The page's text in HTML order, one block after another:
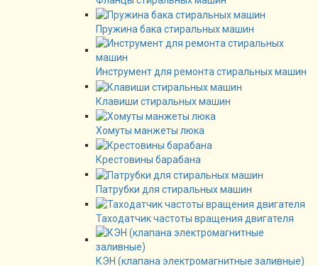
Пружина бака стиральных машин
Инструмент для ремонта стиральных машин
Клавиши стиральных машин
Хомуты манжеты люка
Крестовины барабана
Патрубки для стиральных машин
Таходатчик частоты вращения двигателя
КЭН (клапана электромагнитные заливные)